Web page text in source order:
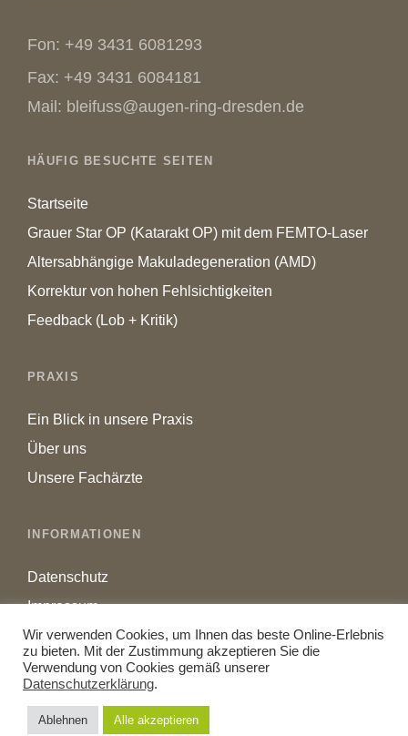
Fon: +49 3431 6081293
Fax: +49 3431 6084181
Mail: bleifuss@augen-ring-dresden.de
HÄUFIG BESUCHTE SEITEN
Startseite
Grauer Star OP (Katarakt OP) mit dem FEMTO-Laser
Altersabhängige Makuladegeneration (AMD)
Korrektur von hohen Fehlsichtigkeiten
Feedback (Lob + Kritik)
PRAXIS
Ein Blick in unsere Praxis
Über uns
Unsere Fachärzte
INFORMATIONEN
Datenschutz
Impressum
COPYRIGHT © 2026AUGENARZT DÖBELN
SCHEIDA | DR. MED. PETER RICHTER | DR. MED.
MATTHIAS DITTMANN | RALF BLEIFUSS
Wir verwenden Cookies, um Ihnen das beste Online-Erlebnis
zu bieten. Mit der Zustimmung akzeptieren Sie die
Verwendung von Cookies gemäß unserer
Datenschutzerklärung.
Ablehnen Alle akzeptieren